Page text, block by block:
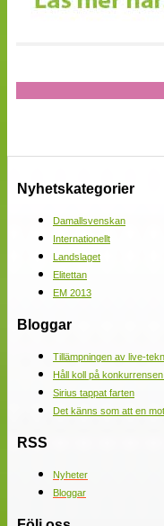
Nyhetskategorier
Damallsvenskan
Internationellt
Landslaget
Elitettan
EM 2013
Bloggar
Tillämpningen av live-
Håll koll på
Sirius tappat farten
Det känns som att en
RSS
Nyheter
Bloggar